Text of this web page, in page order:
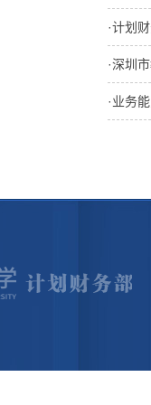
·计划
·深圳
·业务